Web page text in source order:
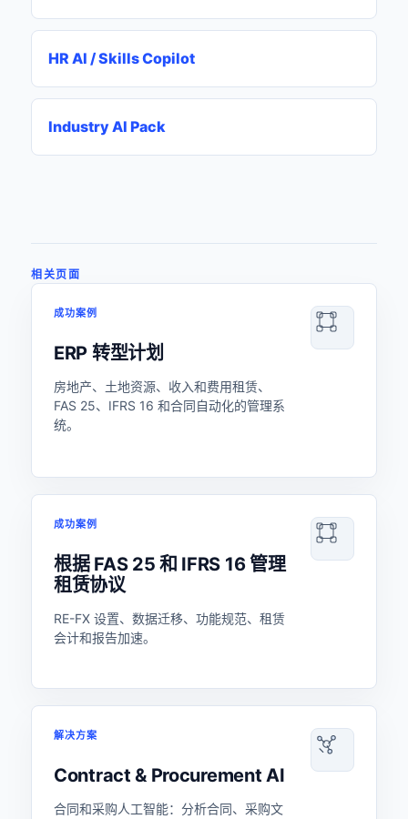
HR AI / Skills Copilot
Industry AI Pack
相关页面
成功案例
ERP 转型计划
房地产、土地资源、收入和费用租赁、
FAS 25、IFRS 16 和合同自动化的管理系
统。
成功案例
根据 FAS 25 和 IFRS 16 管理
租赁协议
RE-FX 设置、数据迁移、功能规范、租赁
会计和报告加速。
解决方案
Contract & Procurement AI
合同和采购人工智能：分析合同、采购文